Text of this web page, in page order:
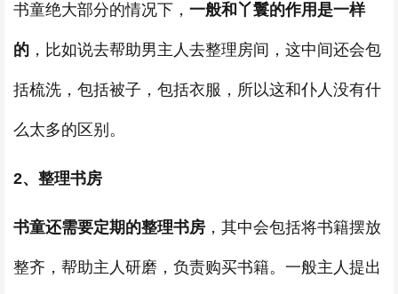
书童绝大部分的情况下， 一般和丫鬟的作用是一样
的 ，比如说去帮助男主人去整理房间，这中间还会包
括梳洗，包括被子，包括衣服，所以这和仆人没有什
么太多的区别。
2、整理书房
书童还需要定期的整理书房 ，其中会包括将书籍摆放
整齐，帮助主人研磨，负责购买书籍。一般主人提出